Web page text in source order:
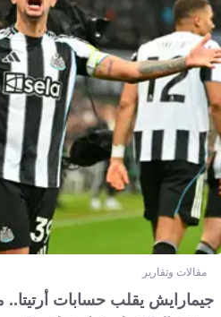
مقالات وتقارير
جيمارايش يقلب حسابات